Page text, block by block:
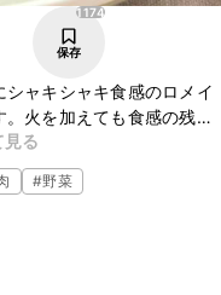
1174
保存
ャキシャキ食感のロメイ
火を加えても食感の残る
はなくパスタにも相性抜
見る
#野菜